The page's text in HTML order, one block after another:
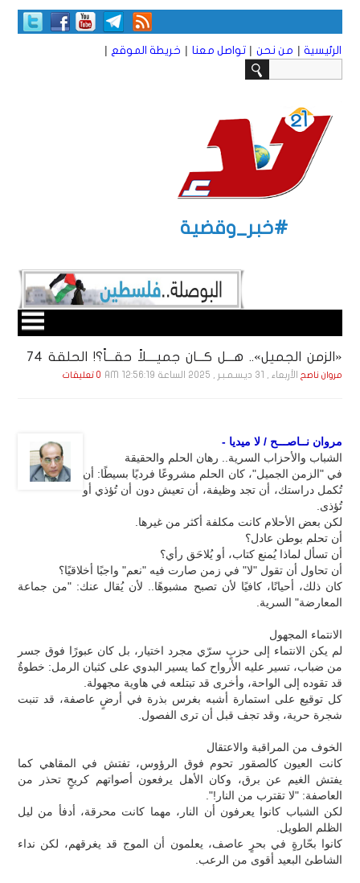
الرئيسية | من نحن | تواصل معنا | خريطة الموقع |
#خبر_وقضية
«الزمن الجميل».. هـــل كـــان جميــــلاً حقـــاً؟! الحلقة 74
مروان ناصح الأربعاء , 31 ديـسـمـبـر , 2025 الساعة 12:56:19 AM 0 تعليقات
مروان نــاصـــح / لا ميديا -
الشباب والأحزاب السرية.. رهان الحلم والحقيقة
في "الزمن الجميل"، كان الحلم مشروعًا فرديًا بسيطًا: أن
تُكمل دراستك، أن تجد وظيفة، أن تعيش دون أن تُؤذي أو
تُؤذى.
لكن بعض الأحلام كانت مكلفة أكثر من غيرها.
أن تحلم بوطن عادل؟
أن تسأل لماذا يُمنع كتاب، أو يُلاحَق رأي؟
أن تحاول أن تقول "لا" في زمن صارت فيه "نعم" واجبًا أخلاقيًا؟
كان ذلك، أحيانًا، كافيًا لأن تصبح مشبوهًا.. لأن يُقال عنك: "من جماعة
المعارضة" السرية.
الانتماء المجهول
لم يكن الانتماء إلى حزبٍ سرّي مجرد اختيار، بل كان عبورًا فوق جسر
من ضباب، تسير عليه الأرواح كما يسير البدوي على كثبان الرمل: خطوةٌ
قد تقوده إلى الواحة، وأخرى قد تبتلعه في هاوية مجهولة.
كل توقيع على استمارة أشبه بغرس بذرة في أرضٍ عاصفة، قد تنبت
شجرة حرية، وقد تجف قبل أن ترى الفصول.
الخوف من المراقبة والاعتقال
كانت العيون كالصقور تحوم فوق الرؤوس، تفتش في المقاهي كما
يفتش الغيم عن برق، وكان الأهل يرفعون أصواتهم كريحٍ تحذر من
العاصفة: "لا تقترب من النار!".
لكن الشباب كانوا يعرفون أن النار، مهما كانت محرقة، أدفأ من ليل
الظلم الطويل.
كانوا بحّارةٍ في بحرٍ عاصف، يعلمون أن الموج قد يغرقهم، لكن نداء
الشاطئ البعيد أقوى من الرعب.